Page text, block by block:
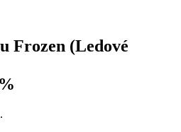
Frozen (Ledové